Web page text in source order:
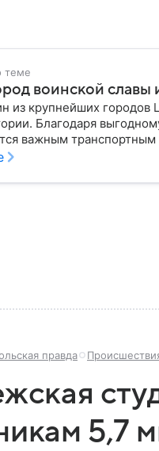
теме
воинской славы
из крупнейших городов
Благодаря
важным
правда
5,7